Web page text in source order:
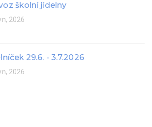
školní jídelny
2026
29.6. - 3.7.2026
2026